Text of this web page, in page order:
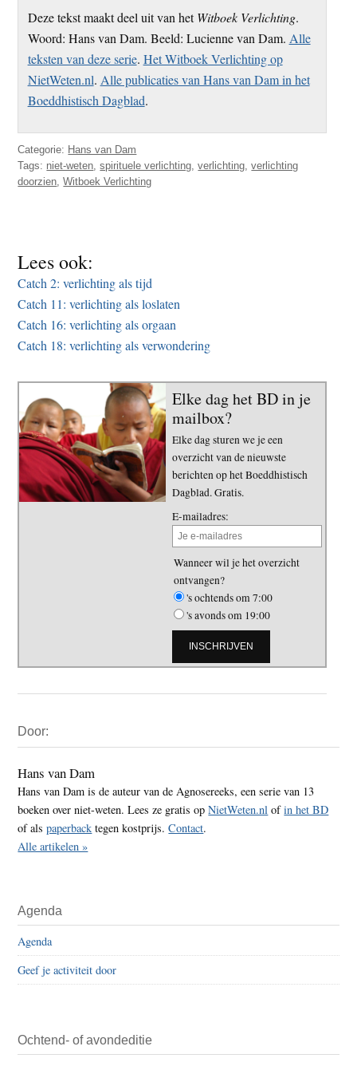
Deze tekst maakt deel uit van hetWitboek Verlichting.
Woord: Hans van Dam. Beeld: Lucienne van Dam. Alle
teksten van deze serie. Het Witboek Verlichting op
NietWeten.nl. Alle publicaties van Hans van Dam in het
Boeddhistisch Dagblad.
Categorie: Hans van Dam
Tags: niet-weten,spirituele verlichting,verlichting,verlichting
doorzien,Witboek Verlichting
Lees ook:
Catch 2: verlichting als tijd
Catch 11: verlichting als loslaten
Catch 16: verlichting als orgaan
Catch 18: verlichting als verwondering
Elke dag het BD in je
mailbox?
Elke dag sturen we je een
overzicht van de nieuwste
berichten op het Boeddhistisch
Dagblad. Gratis.
E-mailadres:
Wanneer wil je het overzicht
ontvangen?
's ochtends om 7:00
's avonds om 19:00
Sidebar
Door:
Hans van Dam
Hans van Dam is de auteur van de Agnosereeks, een serie van 13
boeken over niet-weten. Lees ze gratis opNietWeten.nl ofin het BD
of alspaperback tegen kostprijs.Contact.
Alle artikelen »
Agenda
Agenda
Geef je activiteit door
Ochtend- of avondeditie